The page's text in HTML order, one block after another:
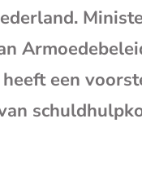
een